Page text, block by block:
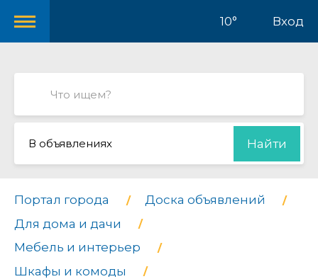
10° Вход
В объявлениях Найти
Портал города
Доска объявлений
Для дома и дачи
Мебель и интерьер
Шкафы и комоды